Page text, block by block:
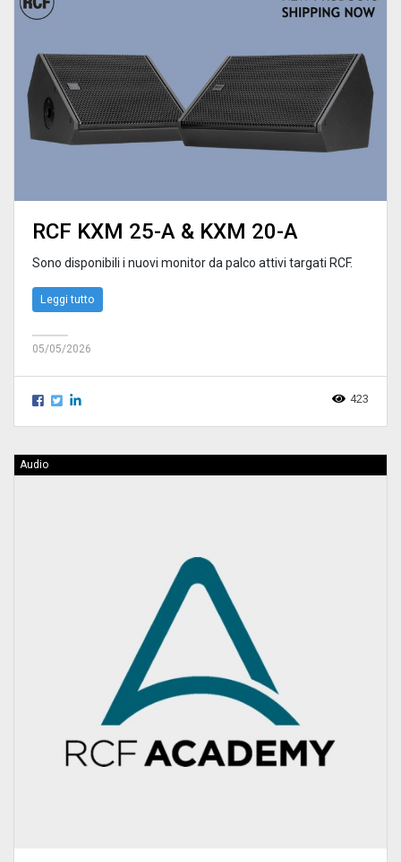
RCF KXM 25-A & KXM 20-A
Sono disponibili i nuovi monitor da palco attivi targati RCF.
Leggi tutto
05/05/2026
423
Audio